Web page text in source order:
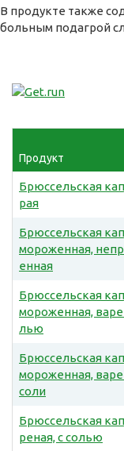
В продукте также
больным подагрой
Продукт
Брюссельская
рая
Брюссельская
мороженная,
енная
Брюссельская
мороженная,
лью
Брюссельская
мороженная,
соли
Брюссельская
реная, с солью